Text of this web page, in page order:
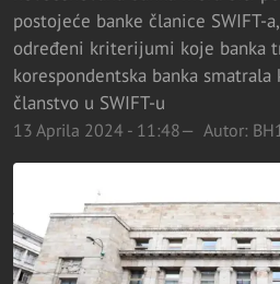
postojeće banke članice SWIFT-
određeni kriterijumi koje banka
korespondentska banka
članstvo u SWIFT-u
13 Aprila 2024 - 11:48 Autor: BH1